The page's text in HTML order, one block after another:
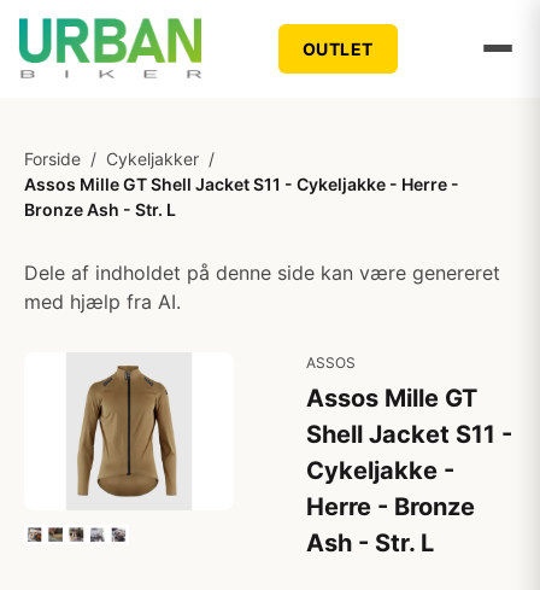
OUTLET
Forside / Cykeljakker /
Assos Mille GT Shell Jacket S11 - Cykeljakke - Herre -
Bronze Ash - Str. L
Dele af indholdet på denne side kan være genereret
med hjælp fra AI.
ASSOS
Assos Mille GT
Shell Jacket S11 -
Cykeljakke -
Herre - Bronze
Ash - Str. L